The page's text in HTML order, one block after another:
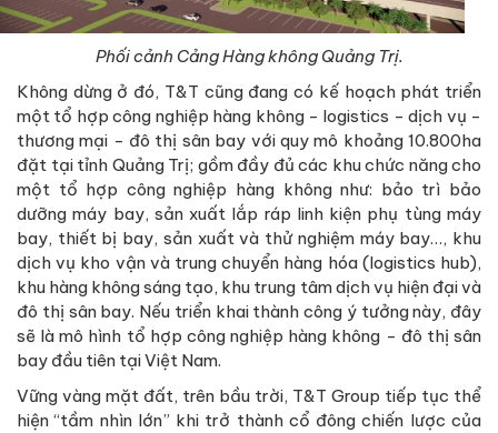
Phối cảnh Cảng Hàng không Quảng Trị.
Không dừng ở đó, T&T cũng đang có kế hoạch phát triển
một tổ hợp công nghiệp hàng không - logistics - dịch vụ -
thương mại - đô thị sân bay với quy mô khoảng 10.800ha
đặt tại tỉnh Quảng Trị; gồm đầy đủ các khu chức năng cho
một tổ hợp công nghiệp hàng không như: bảo trì bảo
dưỡng máy bay, sản xuất lắp ráp linh kiện phụ tùng máy
bay, thiết bị bay, sản xuất và thử nghiệm máy bay…, khu
dịch vụ kho vận và trung chuyển hàng hóa (logistics hub),
khu hàng không sáng tạo, khu trung tâm dịch vụ hiện đại và
đô thị sân bay. Nếu triển khai thành công ý tưởng này, đây
sẽ là mô hình tổ hợp công nghiệp hàng không - đô thị sân
bay đầu tiên tại Việt Nam.
Vững vàng mặt đất, trên bầu trời, T&T Group tiếp tục thể
hiện “tầm nhìn lớn” khi trở thành cổ đông chiến lược của